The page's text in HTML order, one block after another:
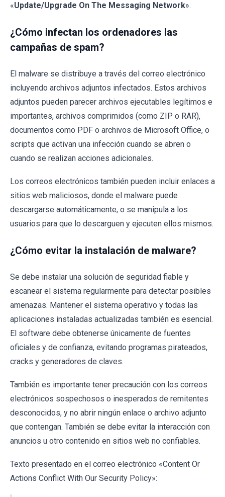
«Update/Upgrade On The Messaging Network».
¿Cómo infectan los ordenadores las
campañas de spam?
El malware se distribuye a través del correo electrónico
incluyendo archivos adjuntos infectados. Estos archivos
adjuntos pueden parecer archivos ejecutables legítimos e
importantes, archivos comprimidos (como ZIP o RAR),
documentos como PDF o archivos de Microsoft Office, o
scripts que activan una infección cuando se abren o
cuando se realizan acciones adicionales.
Los correos electrónicos también pueden incluir enlaces a
sitios web maliciosos, donde el malware puede
descargarse automáticamente, o se manipula a los
usuarios para que lo descarguen y ejecuten ellos mismos.
¿Cómo evitar la instalación de malware?
Se debe instalar una solución de seguridad fiable y
escanear el sistema regularmente para detectar posibles
amenazas. Mantener el sistema operativo y todas las
aplicaciones instaladas actualizadas también es esencial.
El software debe obtenerse únicamente de fuentes
oficiales y de confianza, evitando programas pirateados,
cracks y generadores de claves.
También es importante tener precaución con los correos
electrónicos sospechosos o inesperados de remitentes
desconocidos, y no abrir ningún enlace o archivo adjunto
que contengan. También se debe evitar la interacción con
anuncios u otro contenido en sitios web no confiables.
Texto presentado en el correo electrónico «Content Or
Actions Conflict With Our Security Policy»: